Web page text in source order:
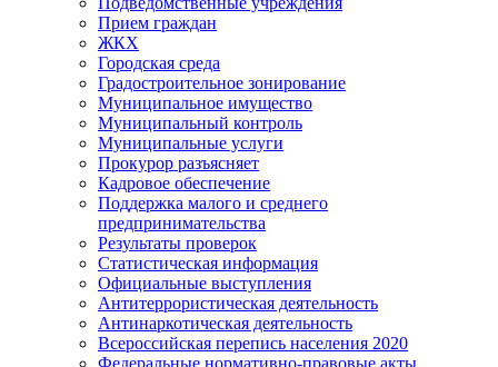
Прием граждан
ЖКХ
Городская среда
Градостроительное зонирование
Муниципальное имущество
Муниципальный контроль
Муниципальные услуги
Прокурор разъясняет
Кадровое обеспечение
Поддержка малого и среднего
предпринимательства
Результаты проверок
Статистическая информация
Официальные выступления
Антитеррористическая деятельность
Антинаркотическая деятельность
Всероссийская перепись населения 2020
Федеральные нормативно-правовые акты